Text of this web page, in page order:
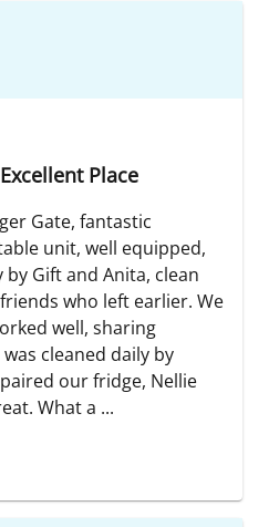
Place
Gate, fantastic
unit, well equipped,
Gift and Anita, clean
who left earlier. We
well, sharing
cleaned daily by
our fridge, Nellie
What a ...